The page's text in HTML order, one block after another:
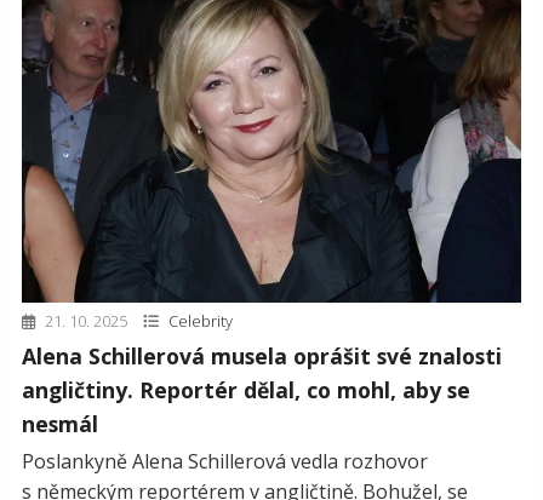
21. 10. 2025 Celebrity
Alena Schillerová musela oprášit své znalosti
angličtiny. Reportér dělal, co mohl, aby se
nesmál
Poslankyně Alena Schillerová vedla rozhovor
s německým reportérem v angličtině. Bohužel, se